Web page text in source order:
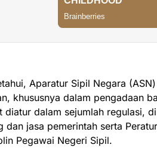
Aparatur Sipil Negara
khususnya dalam pengadaan
diatur dalam sejumlah regulasi,
dan jasa pemerintah serta
Pegawai Negeri Sipil.